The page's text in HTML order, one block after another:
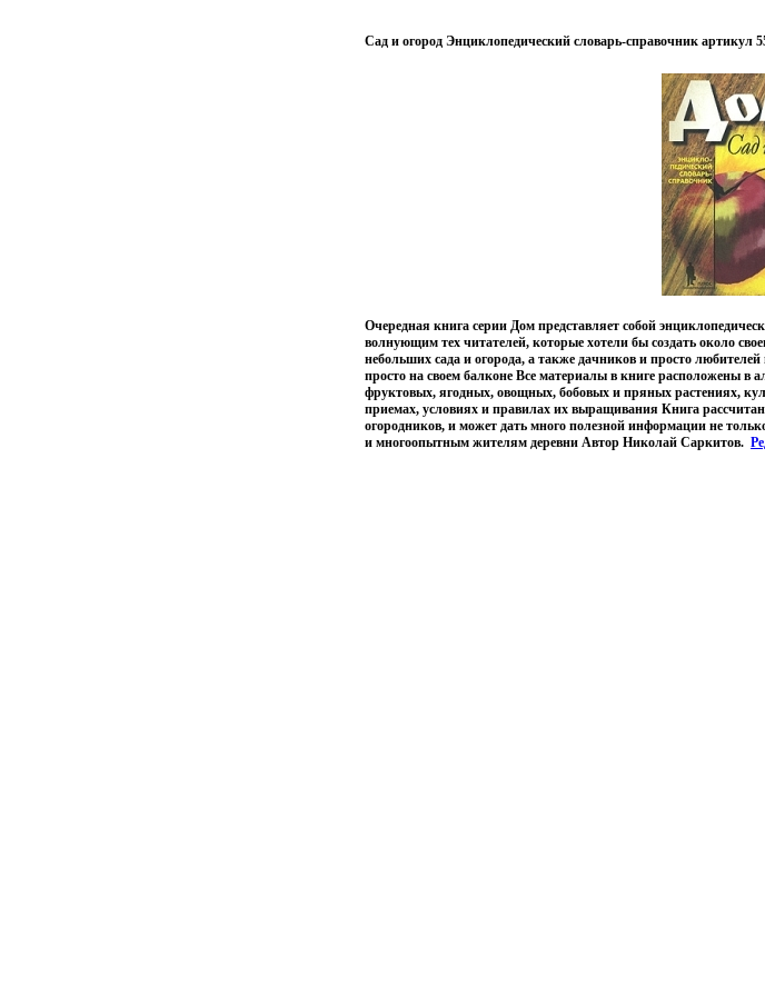
Сад и огород Энциклопедический словарь-справочник артикул
Очередная книга серии Дом представляет собой
волнующим тех читателей, которые хотели бы создать около
небольших сада и огорода, а также дачников и просто любителей
просто на своем балконе Все материалы в книге расположены в
фруктовых, ягодных, овощных, бобовых и пряных растениях,
приемах, условиях и правилах их выращивания Книга
огородников, и может дать много полезной информации не
и многоопытным жителям деревни Автор Николай Саркитов.